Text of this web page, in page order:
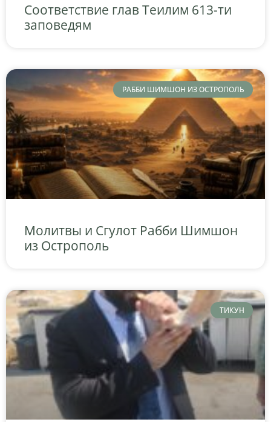
Соответствие глав Теилим 613-ти
заповедям
РАББИ ШИМШОН ИЗ ОСТРОПОЛЬ
Молитвы и Сгулот Рабби Шимшон
из Острополь
ТИКУН